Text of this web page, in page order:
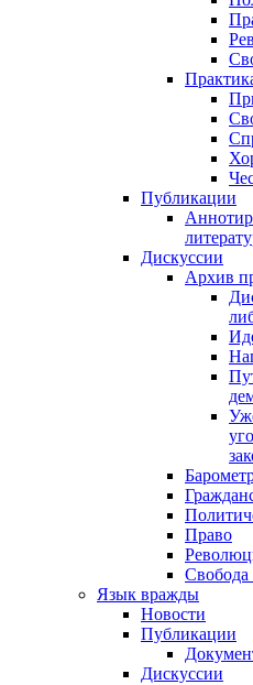
Публикации
Дискуссии
Архив
Право
Свобода
Язык вражды
Новости
Публикации
Дискуссии